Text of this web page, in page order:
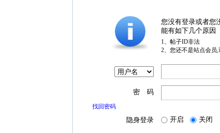
您没有登录或者您
能有如下几个原因
1、帖子ID非法
2、您还不是站点会员
密 码
找回密码
隐身登录 开启 关闭